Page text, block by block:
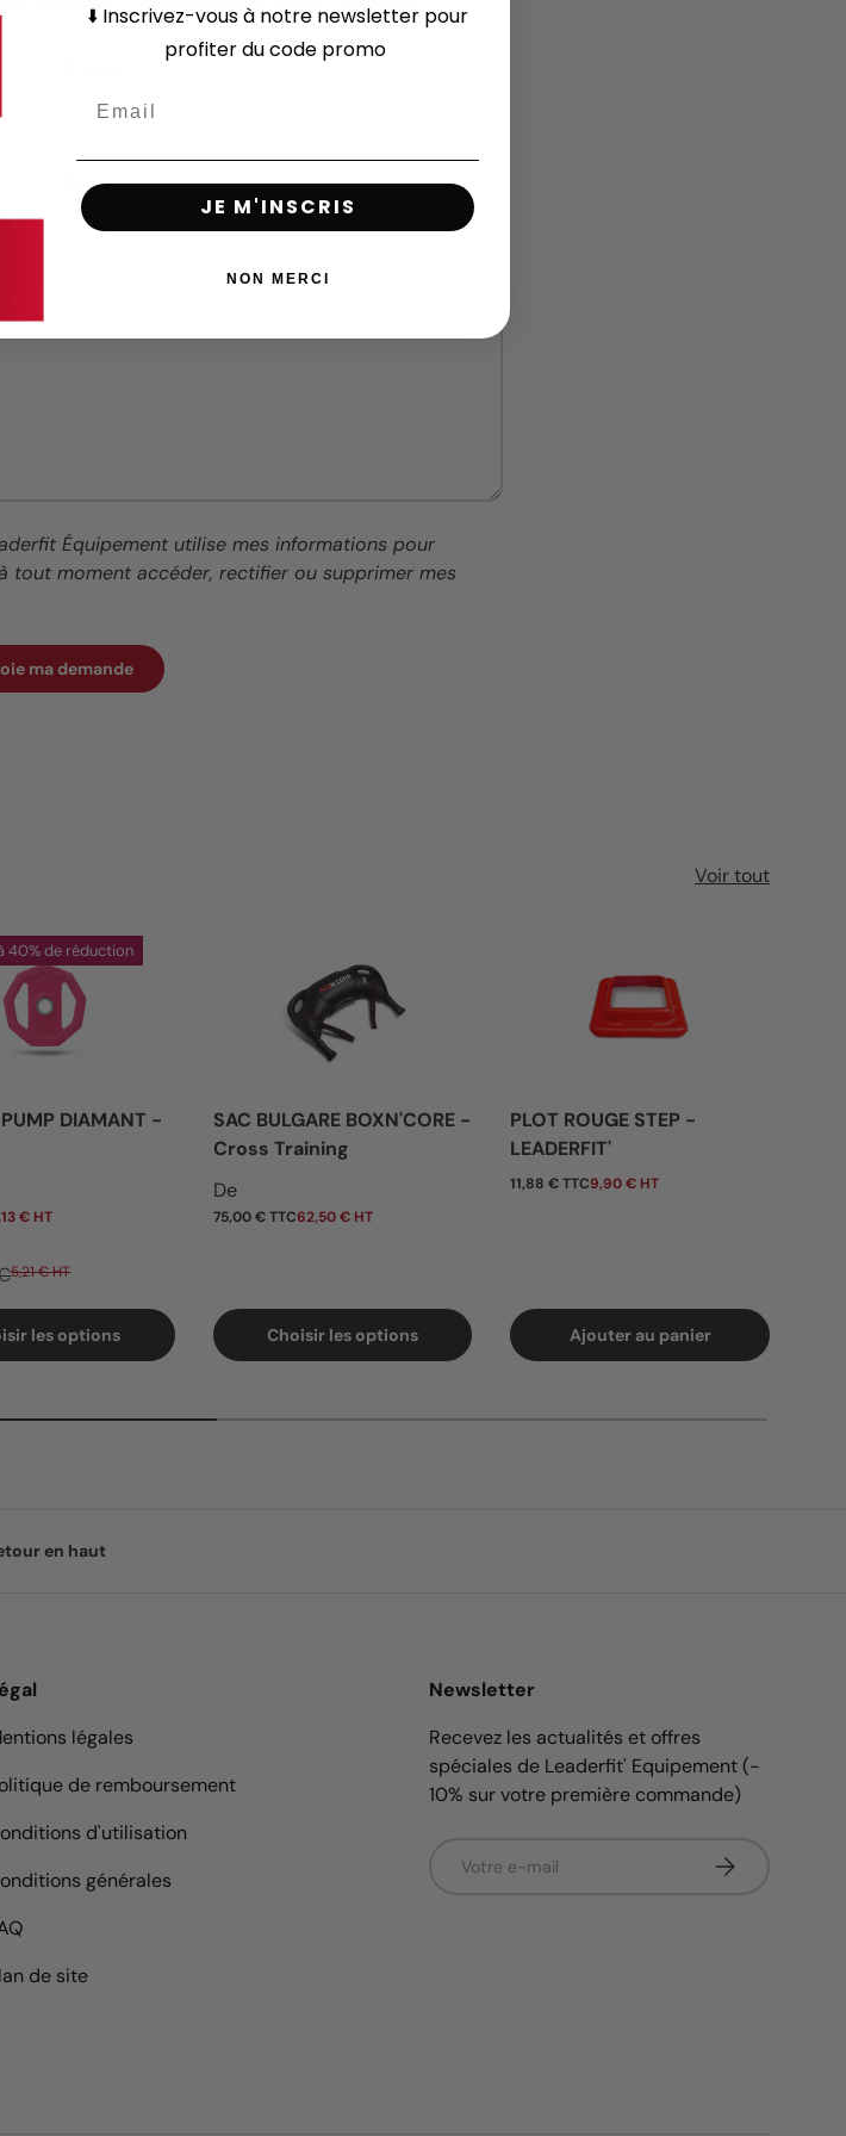
Code postal
Équipement utilise mes informations pour
tout moment accéder, rectifier ou supprimer mes
ma demande
Voir tout
40% de réduction
DIAMANT -
€ HT
5,21 € HT
les options
SAC BULGARE BOXN'CORE -
Cross Training
Prix habituel
De
75,00 € TTC62,50 € HT
Choisir les options
PLOT ROUGE STEP -
LEADERFIT'
Prix habituel
11,88 € TTC9,90 € HT
Ajouter au panier
en haut
légales
de remboursement
d'utilisation
générales
de site
Newsletter
Recevez les actualités et offres
spéciales de Leaderfit' Equipement (-
10% sur votre première commande)
S’inscrire
⬇️ Inscrivez-vousà notre newsletter pour
profiter du code promo
JE M'INSCRIS
NON MERCI